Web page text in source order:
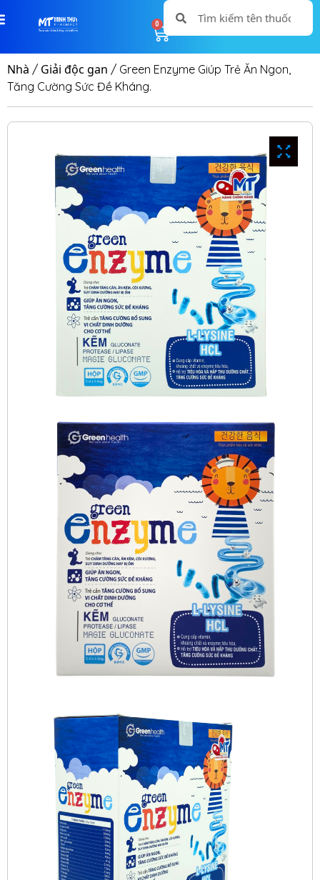
0 0
Nhà / Giải độc gan / Green Enzyme Giúp Trẻ Ăn Ngon,
Tăng Cường Sức Đề Kháng.